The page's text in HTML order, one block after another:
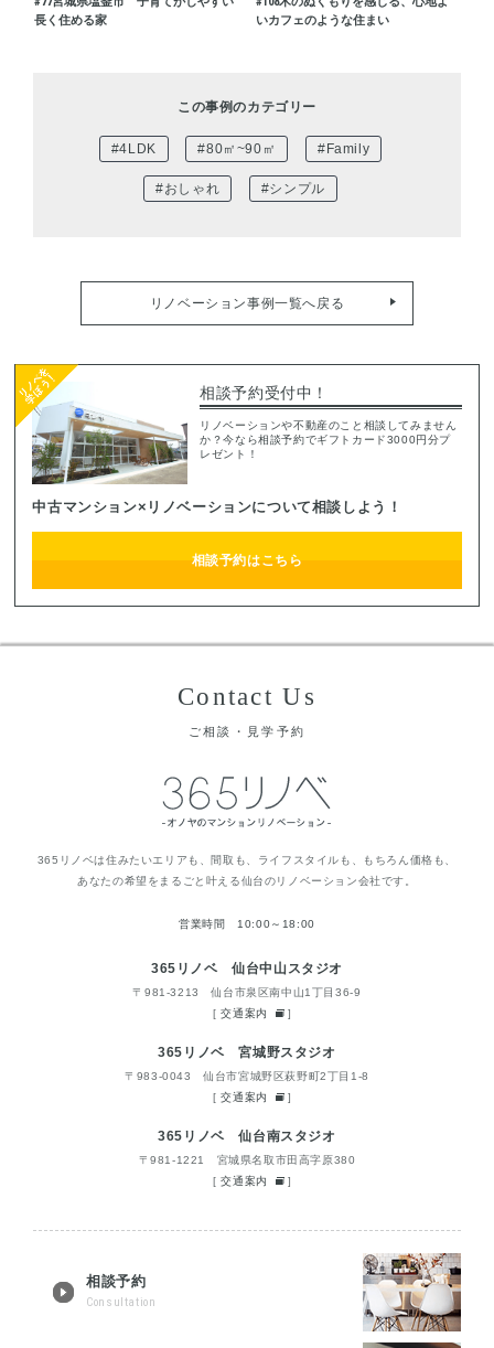
長く住める家
いカフェのような住まい
この事例のカテゴリー
#4LDK #80㎡~90㎡ #Family
#おしゃれ #シンプル
リノベーション事例一覧へ戻る
相談予約受付中！
リノベーションや不動産のこと相談してみません
か？今なら相談予約でギフトカード3000円分プ
レゼント！
中古マンション×リノベーションについて相談しよう！
相談予約はこちら
Contact Us
ご相談・見学予約
365リノベは住みたいエリアも、間取も、ライフスタイルも、もちろん価格も、
あなたの希望をまるごと叶える仙台のリノベーション会社です。
営業時間 10:00～18:00
365リノベ 仙台中山スタジオ
〒981-3213 仙台市泉区南中山1丁目36-9
[交通案内 ]
365リノベ 宮城野スタジオ
〒983-0043 仙台市宮城野区萩野町2丁目1-8
[交通案内 ]
365リノベ 仙台南スタジオ
〒981-1221 宮城県名取市田高字原380
[交通案内 ]
相談予約
Consultation